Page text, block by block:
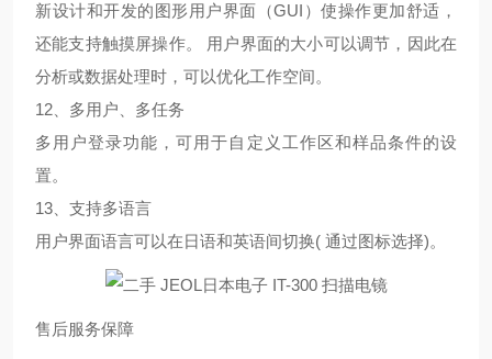
新设计和开发的图形用户界面（GUI）使操作更加舒适，
还能支持触摸屏操作。 用户界面的大小可以调节，因此在
分析或数据处理时，可以优化工作空间。
12、多用户、多任务
多用户登录功能，可用于自定义工作区和样品条件的设
置。
13、支持多语言
用户界面语言可以在日语和英语间切换( 通过图标选择)。
售后服务保障